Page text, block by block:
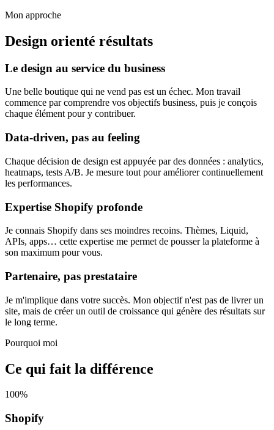
Mon approche
Design orienté résultats
Le design au service du business
Une belle boutique qui ne vend pas est un échec. Mon travail
commence par comprendre vos objectifs business, puis je conçois
chaque élément pour y contribuer.
Data-driven, pas au feeling
Chaque décision de design est appuyée par des données : analytics,
heatmaps, tests A/B. Je mesure tout pour améliorer continuellement
les performances.
Expertise Shopify profonde
Je connais Shopify dans ses moindres recoins. Thèmes, Liquid,
APIs, apps… cette expertise me permet de pousser la plateforme à
son maximum pour vous.
Partenaire, pas prestataire
Je m'implique dans votre succès. Mon objectif n'est pas de livrer un
site, mais de créer un outil de croissance qui génère des résultats sur
le long terme.
Pourquoi moi
Ce qui fait la différence
100%
Shopify